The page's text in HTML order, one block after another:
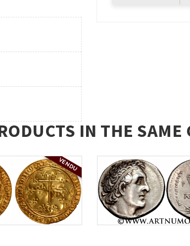
IN THE SAME
VENDU